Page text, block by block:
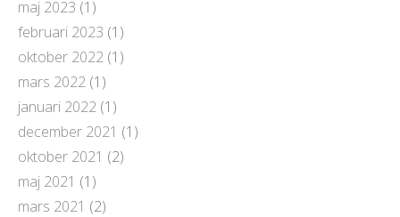
maj 2023 (1)
februari 2023 (1)
oktober 2022 (1)
mars 2022 (1)
januari 2022 (1)
december 2021 (1)
oktober 2021 (2)
maj 2021 (1)
mars 2021 (2)